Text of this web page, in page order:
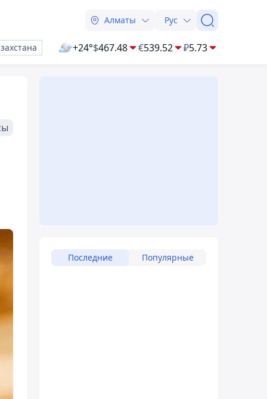
Алматы Рус
+24°$467.48 €539.52 ₽5.73
Последние Популярные